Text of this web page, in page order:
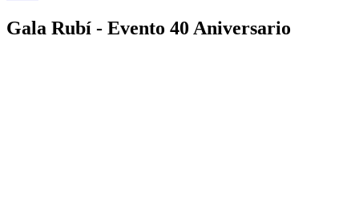
Gala Rubí - Evento 40 Aniversario